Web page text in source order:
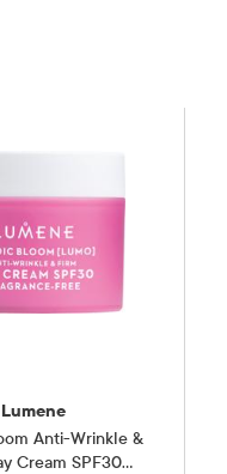
Lumene
Anti-Wrinkle &
Cream SPF30